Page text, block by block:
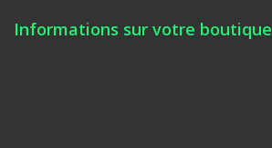
Informations sur votre boutique